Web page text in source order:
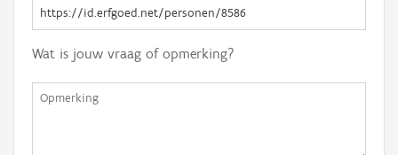
Wat is jouw vraag of opmerking?